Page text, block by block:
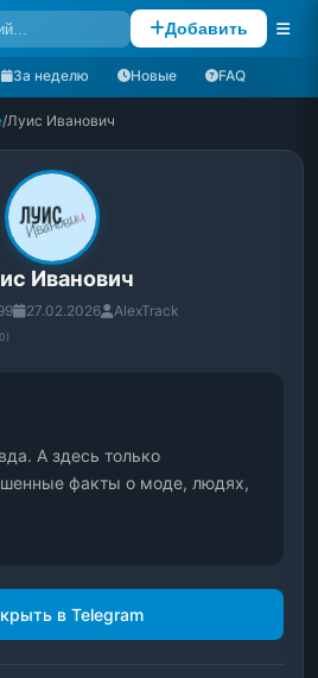
Добавить
За неделю Новые FAQ
/Луис Иванович
Иванович
27.02.2026 AlexTrack
А здесь только
факты о моде, людях,
в Telegram